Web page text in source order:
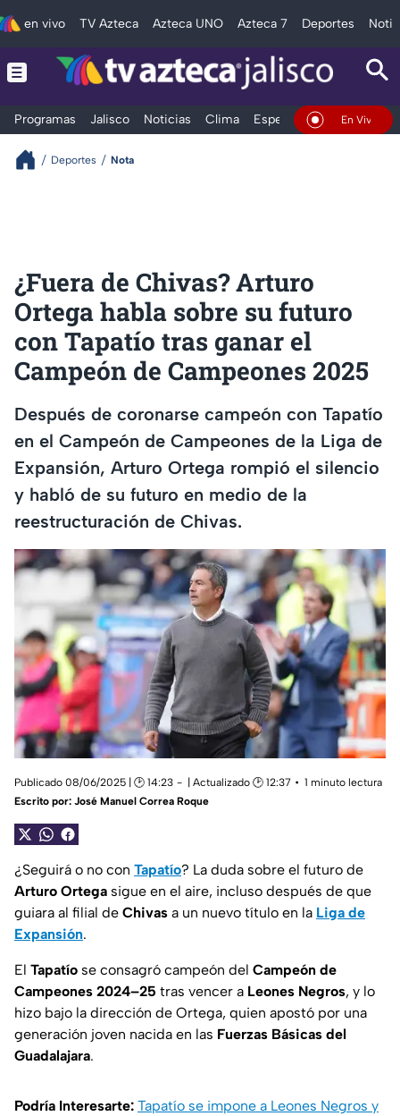
en vivo TV Azteca Azteca UNO Azteca 7 Deportes
Programas Jalisco Noticias Clima Espectáculos Deportes
En Vivo
Deportes Nota
¿Fuera de Chivas? Arturo
Ortega habla sobre su futuro
con Tapatío tras ganar el
Campeón de Campeones 2025
Después de coronarse campeón con Tapatío
en el Campeón de Campeones de la Liga de
Expansión, Arturo Ortega rompió el silencio
y habló de su futuro en medio de la
reestructuración de Chivas.
Publicado 08/06/2025 | 🕑 14:23 | Actualizado 🕑 12:37
1 minuto lectura
Escrito por: José Manuel Correa Roque
¿Seguirá o no con Tapatío? La duda sobre el futuro de
Arturo Ortega sigue en el aire, incluso después de que
guiara al filial de Chivas a un nuevo título en la Liga de
Expansión.
El Tapatío se consagró campeón del Campeón de
Campeones 2024–25 tras vencer a Leones Negros, y lo
hizo bajo la dirección de Ortega, quien apostó por una
generación joven nacida en las Fuerzas Básicas del
Guadalajara.
Podría Interesarte: Tapatío se impone a Leones Negros y